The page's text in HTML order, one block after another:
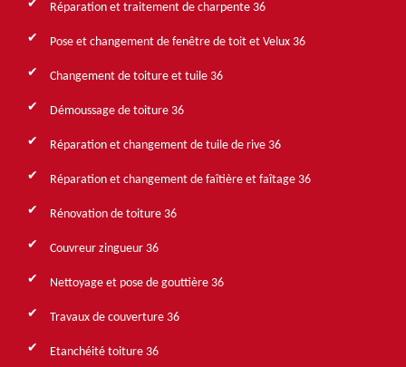
Réparation et traitement de charpente 36
Pose et changement de fenêtre de toit et Velux 36
Changement de toiture et tuile 36
Démoussage de toiture 36
Réparation et changement de tuile de rive 36
Réparation et changement de faîtière et faîtage 36
Rénovation de toiture 36
Couvreur zingueur 36
Nettoyage et pose de gouttière 36
Travaux de couverture 36
Etanchéité toiture 36